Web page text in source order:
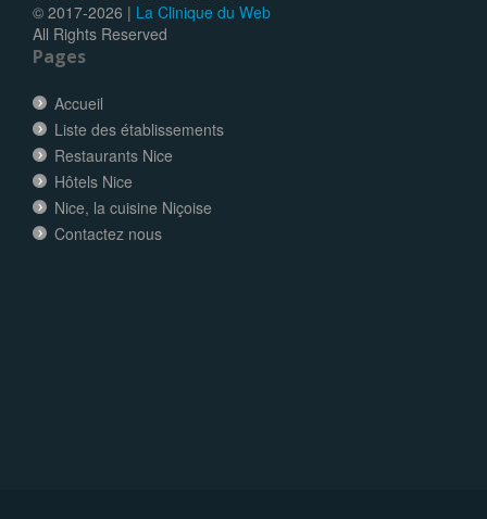
© 2017-2026 | La Clinique du Web
All Rights Reserved
Pages
Accueil
Liste des établissements
Restaurants Nice
Hôtels Nice
Nice, la cuisine Niçoise
Contactez nous